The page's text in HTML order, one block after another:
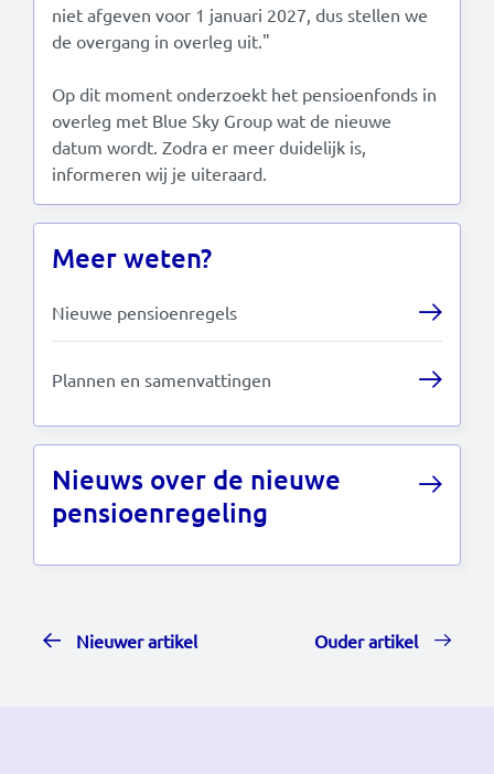
niet afgeven voor 1 januari 2027, dus stellen we
de overgang in overleg uit."
Op dit moment onderzoekt het pensioenfonds in
overleg met Blue Sky Group wat de nieuwe
datum wordt. Zodra er meer duidelijk is,
informeren wij je uiteraard.
Meer weten?
Nieuwe pensioenregels
Plannen en samenvattingen
Nieuws over de nieuwe
pensioenregeling
Nieuwer artikel Ouder artikel